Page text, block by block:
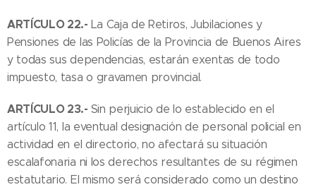
ARTÍCULO 22.- La Caja de Retiros, Jubilaciones y
Pensiones de las Policías de la Provincia de Buenos Aires
y todas sus dependencias, estarán exentas de todo
impuesto, tasa o gravamen provincial.
ARTÍCULO 23.- Sin perjuicio de lo establecido en el
artículo 11, la eventual designación de personal policial en
actividad en el directorio, no afectará su situación
escalafonaria ni los derechos resultantes de su régimen
estatutario. El mismo será considerado como un destino